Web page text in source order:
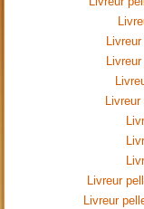
Livreur
Livreur